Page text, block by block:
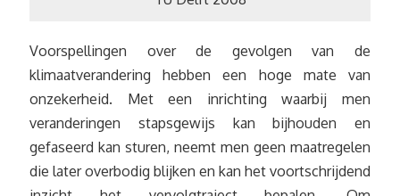
Voorspellingen over de gevolgen van de
klimaatverandering hebben een hoge mate van
onzekerheid. Met een inrichting waarbij men
veranderingen stapsgewijs kan bijhouden en
gefaseerd kan sturen, neemt men geen maatregelen
die later overbodig blijken en kan het voortschrijdend